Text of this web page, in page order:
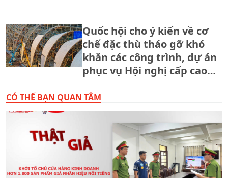
Quốc hội cho ý kiến về cơ
chế đặc thù tháo gỡ khó
khăn các công trình, dự án
phục vụ Hội nghị cấp cao
CÓ THỂ BẠN QUAN TÂM